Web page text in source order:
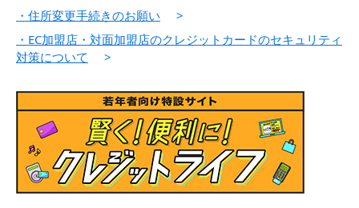
・住所変更手続きのお願い
>
・EC加盟店・対面加盟店のクレジットカードのセキュリティ
対策について
>